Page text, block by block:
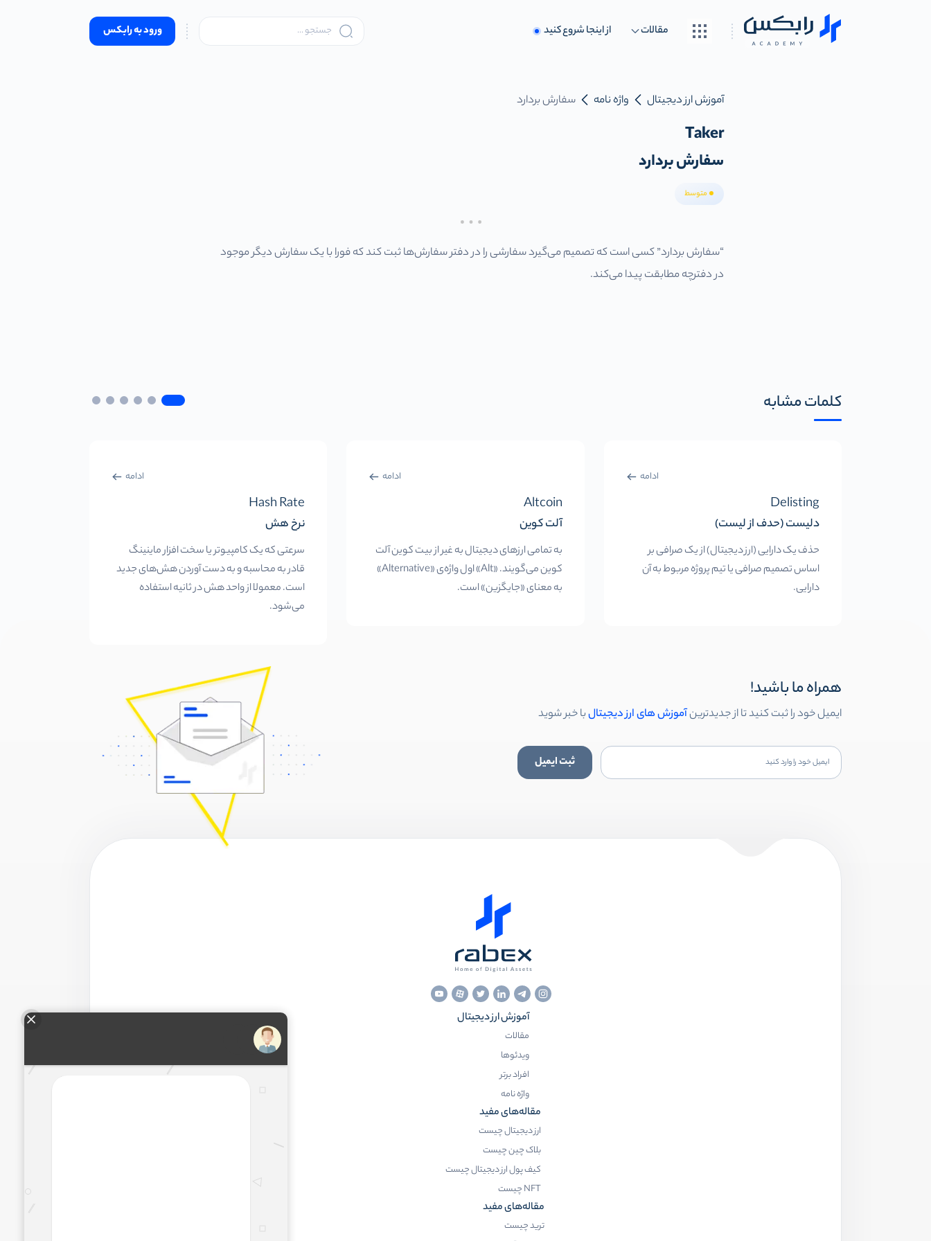
مقالات از اینجا شروع کنید ورود به رابکس
آموزش ارز دیجیتال واژه نامه سفارش بردارد
Taker
سفارش بردارد
متوسط
“سفارش بردارد” کسی است که تصمیم می‌گیرد سفارشی را در دفتر سفارش‌ها ثبت کند که فورا با یک سفارش دیگر موجود
در دفترچه مطابقت پیدا می‌کند.
کلمات مشابه
ادامه
Delisting
دلیست (حدف از لیست)
حذف یک دارایی (ارز دیجیتال) از یک صرافی بر
اساس تصمیم صرافی یا تیم پروژه مربوط به آن
دارایی.
ادامه
Altcoin
آلت کوین
به تمامی ارزهای دیجیتال به غیر از بیت کوین آلت
کوین می‌گویند. «Alt» اول واژه‌ی «Alternative»
به معنای «جایگزین» است.
ادامه
Hash Rate
نرخ هش
سرعتی که یک کامپیوتر یا سخت افزار ماینینگ
قادر به محاسبه و به دست آوردن هش‌های جدید
است. معمولا از واحد هش در ثانیه استفاده
می‌شود.
همراه ما باشید!
ایمیل خود را ثبت کنید تا از جدیدترینآموزش های ارز دیجیتالبا خبر شوید
ثبت ایمیل
آموزش ارز دیجیتال
مقالات
ویدئوها
افراد برتر
واژه نامه
مقاله‌های مفید
ارز دیجیتال چیست
بلاک چین چیست
کیف پول ارز دیجیتال چیست
NFT چیست
مقاله‌های مفید
ترید چیست